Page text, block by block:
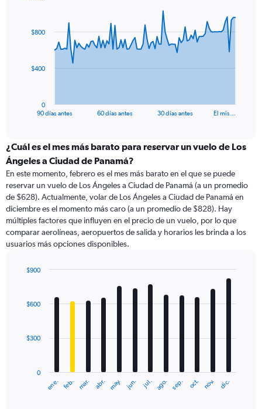
data
The
categories.
Range:
91
categories.
The
chart
has
1
Y
axis
values.
to
90 días antes 60 días antes 30 días antes El mis…
0
$400
$800
¿Cuál es el mes más barato para reservar un vuelo de Los
Ángeles a Ciudad de Panamá?
En este momento, febrero es el mes más barato en el que se puede
reservar un vuelo de Los Ángeles a Ciudad de Panamá (a un promedio
de $628). Actualmente, volar de Los Ángeles a Ciudad de Panamá en
diciembre es el momento más caro (a un promedio de $828). Hay
múltiples factores que influyen en el precio de un vuelo, por lo que
comparar aerolíneas, aeropuertos de salida y horarios les brinda a los
usuarios más opciones disponibles.
with
12
The
ene. feb. mar. abr. may. jun. jul. ago. sep. oct. nov. dic.
0
$300
$600
$900